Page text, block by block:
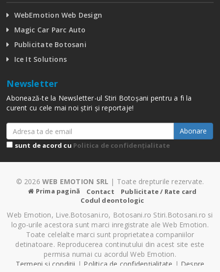
WebEmotion Web Design
Magic Car Parc Auto
Publicitate Botosani
Ice It Solutions
Newsletter
Abonează-te la Newsletter-ul Stiri Botoșani pentru a fi la
curent cu cele mai noi știri și reportaje!
Abonare
sunt de acord cu Politica de confidențialitate
© 2026 WEB EMOTION SRL | Toate drepturile rezervate.
Prima pagină Contact
Publicitate / Rate card
Codul deontologic
Web Emotion, Live.Botosani.ro, Botosani.ro Stiri.Botosani.ro si
logo-urile acestora sunt marci inregistrate ale Web Emotion.
Toate celelalte marci sunt proprietatea companiilor
detinatoare. Reproducerea continutului din acest site este
permisa numai cu acordul Web Emotion.
Termeni și condiții | Politica de confidențialitate | Despre